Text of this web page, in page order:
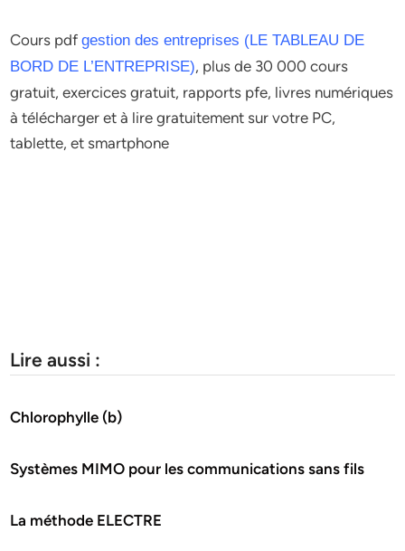
Cours pdfgestion des entreprises (LE TABLEAU DE
BORD DE L’ENTREPRISE), plus de 30 000 cours
gratuit, exercices gratuit, rapports pfe, livres numériques
à télécharger et à lire gratuitement sur votre PC,
tablette, et smartphone
Lire aussi :
Chlorophylle (b)
Systèmes MIMO pour les communications sans fils
La méthode ELECTRE